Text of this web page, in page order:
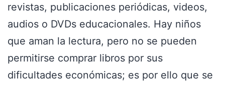
revistas, publicaciones periódicas, videos,
audios o DVDs educacionales. Hay niños
que aman la lectura, pero no se pueden
permitirse comprar libros por sus
dificultades económicas; es por ello que se